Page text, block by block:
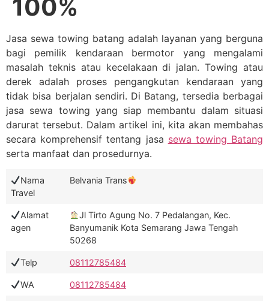
100%
Jasa sewa towing batang adalah layanan yang berguna
bagi pemilik kendaraan bermotor yang mengalami
masalah teknis atau kecelakaan di jalan. Towing atau
derek adalah proses pengangkutan kendaraan yang
tidak bisa berjalan sendiri. Di Batang, tersedia berbagai
jasa sewa towing yang siap membantu dalam situasi
darurat tersebut. Dalam artikel ini, kita akan membahas
secara komprehensif tentang jasa sewa towing Batang
serta manfaat dan prosedurnya.
Nama
Travel
Belvania Trans
Alamat
agen
Jl Tirto Agung No. 7 Pedalangan, Kec.
Banyumanik Kota Semarang Jawa Tengah
50268
Telp 08112785484
WA 08112785484